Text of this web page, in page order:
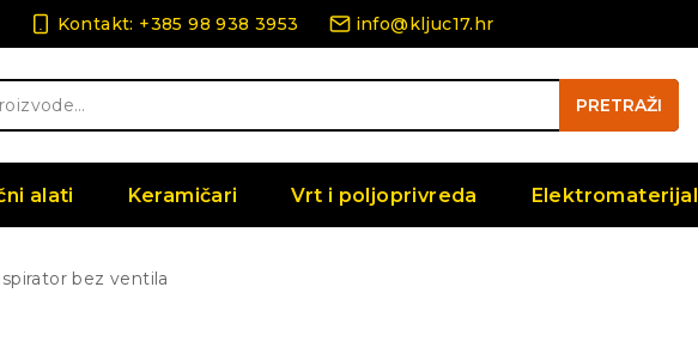
Kontakt: +385 98 938 3953 info@kljuc17.hr
PRETRAŽI
alati Keramičari Vrt i poljoprivreda Elektromaterijal
bez ventila